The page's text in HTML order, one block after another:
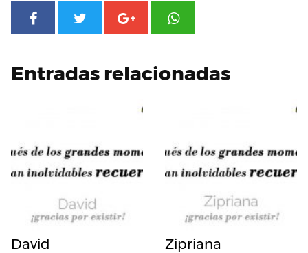
Entradas relacionadas
David Zipriana